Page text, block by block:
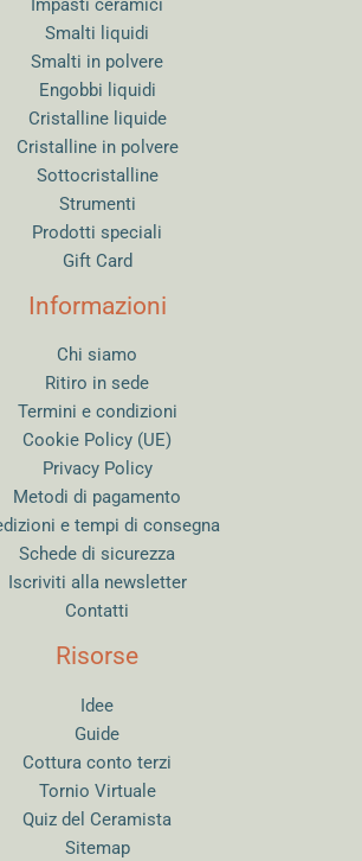
Smalti liquidi
Smalti in polvere
Engobbi liquidi
Cristalline liquide
Cristalline in polvere
Sottocristalline
Strumenti
Prodotti speciali
Gift Card
Informazioni
Chi siamo
Ritiro in sede
Termini e condizioni
Cookie Policy (UE)
Privacy Policy
Metodi di pagamento
e tempi di consegna
Schede di sicurezza
Iscriviti alla newsletter
Contatti
Risorse
Idee
Guide
Cottura conto terzi
Tornio Virtuale
Quiz del Ceramista
Sitemap